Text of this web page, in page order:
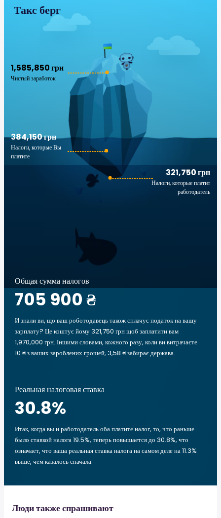
Такс берг
1,585,850 грн
Чистый заработок
321,750 грн
Налоги, которые платит
работодатель
384,150 грн
Налоги, которые Вы
платите
Общая сумма налогов
705 900 ₴
И знали ви, що ваш роботодавець також сплачує податок на вашу
зарплату? Це коштує йому 321,750 грн щоб заплатити вам
1,970,000 грн. Іншими словами, кожного разу, коли ви витрачаєте
10 ₴ з ваших зароблених грошей, 3,58 ₴ забирає держава.
Реальная налоговая ставка
30.8%
Итак, когда вы и работодатель оба платите налог, то, что раньше
было ставкой налога 19.5%, теперь повышается до 30.8%, что
означает, что ваша реальная ставка налога на самом деле на 11.3%
выше, чем казалось сначала.
Люди также спрашивают